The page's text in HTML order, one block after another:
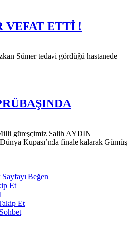
VEFAT ETTİ !
Sümer tedavi gördüğü hastanede
güreşçimiz Salih AYDIN
Kupası’nda finale kalarak Gümüş
Sayfayı Beğen
Et
Et
Sohbet